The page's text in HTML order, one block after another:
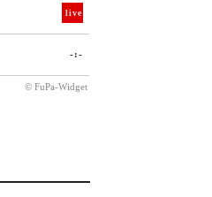
live
-:-
© FuPa-Widget